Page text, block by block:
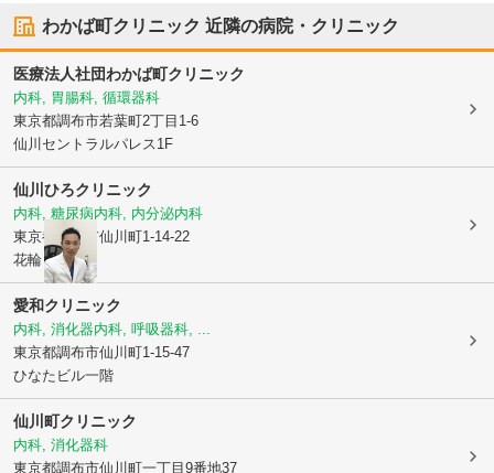
わかば町クリニック 近隣の病院・クリニック
医療法人社団わかば町クリニック
内科, 胃腸科, 循環器科
東京都調布市若葉町2丁目1-6
仙川セントラルパレス1F
仙川ひろクリニック
内科, 糖尿病内科, 内分泌内科
東京都調布市仙川町1-14-22
花輪ビル1階
愛和クリニック
内科, 消化器内科, 呼吸器科, ...
東京都調布市仙川町1-15-47
ひなたビル一階
仙川町クリニック
内科, 消化器科
東京都調布市仙川町一丁目9番地37